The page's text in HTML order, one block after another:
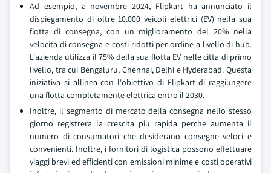
Ad esempio, a novembre 2024, Flipkart ha annunciato il
dispiegamento di oltre 10.000 veicoli elettrici (EV) nella sua
flotta di consegna, con un miglioramento del 20% nella
velocita di consegna e costi ridotti per ordine a livello di hub.
L'azienda utilizza il 75% della sua flotta EV nelle citta di primo
livello, tra cui Bengaluru, Chennai, Delhi e Hyderabad. Questa
iniziativa si allinea con l'obiettivo di Flipkart di raggiungere
una flotta completamente elettrica entro il 2030.
Inoltre, il segmento di mercato della consegna nello stesso
giorno registrera la crescita piu rapida perche aumenta il
numero di consumatori che desiderano consegne veloci e
convenienti. Inoltre, i fornitori di logistica possono effettuare
viaggi brevi ed efficienti con emissioni minime e costi operativi